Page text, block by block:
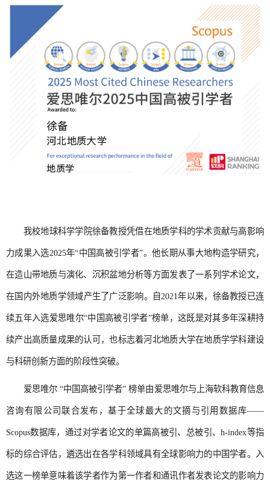
我校地球科学学院徐备教授凭借在地质学科的学术贡献与高影响
力成果入选2025年“中国高被引学者”。他长期从事大地构造学研究，
在造山带地质与演化、沉积盆地分析等方面发表了一系列学术论文，
在国内外地质学领域产生了广泛影响。自2021年以来，徐备教授已连
续五年入选爱思唯尔“中国高被引学者”榜单，这既是对其多年深耕持
续产出高质量成果的认可，也标志着河北地质大学在地质学学科建设
与科研创新方面的阶段性突破。
爱思唯尔 “中国高被引学者” 榜单由爱思唯尔与上海软科教育信息
咨询有限公司联合发布，基于全球最大的文摘与引用数据库——
Scopus数据库，通过对学者论文的单篇高被引、总被引、h-index等指
标的综合评估，遴选出在各学科领域具有全球影响力的中国学者。入
选这一榜单意味着该学者作为第一作者和通讯作者发表论文的影响力